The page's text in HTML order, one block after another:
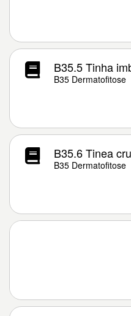
B35.5 Tinha
B35 Dermatofitose
B35.6 Tinea
B35 Dermatofitose